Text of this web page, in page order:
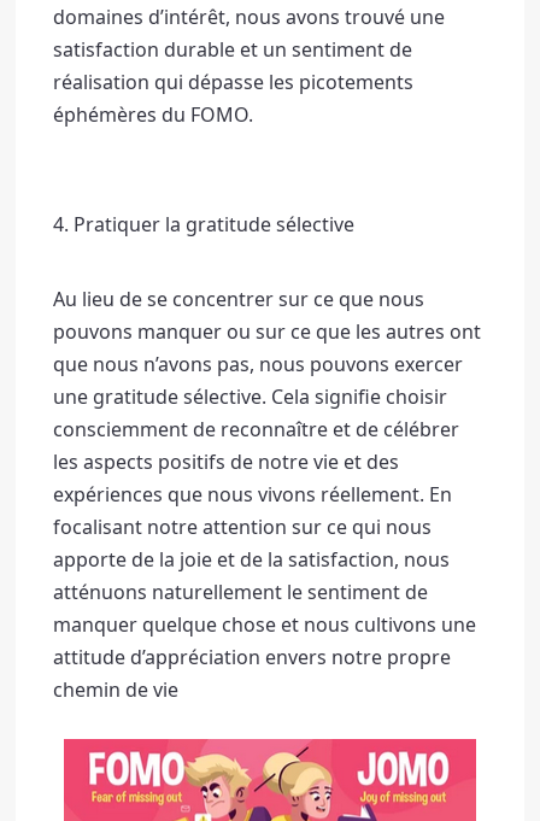
domaines d’intérêt, nous avons trouvé une
satisfaction durable et un sentiment de
réalisation qui dépasse les picotements
éphémères du FOMO.
4. Pratiquer la gratitude sélective
Au lieu de se concentrer sur ce que nous
pouvons manquer ou sur ce que les autres ont
que nous n’avons pas, nous pouvons exercer
une gratitude sélective. Cela signifie choisir
consciemment de reconnaître et de célébrer
les aspects positifs de notre vie et des
expériences que nous vivons réellement. En
focalisant notre attention sur ce qui nous
apporte de la joie et de la satisfaction, nous
atténuons naturellement le sentiment de
manquer quelque chose et nous cultivons une
attitude d’appréciation envers notre propre
chemin de vie